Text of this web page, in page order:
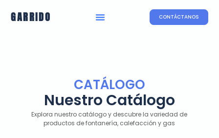
GARRIDO CONTÁCTANOS
CATÁLOGO
Nuestro Catálogo
Explora nuestro catálogo y descubre la variedad de
productos de fontanería, calefacción y gas